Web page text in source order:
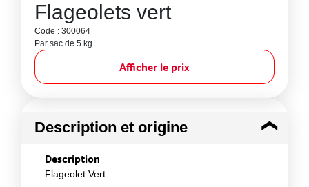
Flageolets vert
Code : 300064
Par sac de 5 kg
Afficher le prix
Description et origine
Description
Flageolet Vert